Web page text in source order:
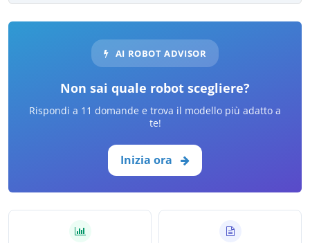
AI ROBOT ADVISOR
Non sai quale robot scegliere?
Rispondi a 11 domande e trova il modello più adatto a
te!
Inizia ora